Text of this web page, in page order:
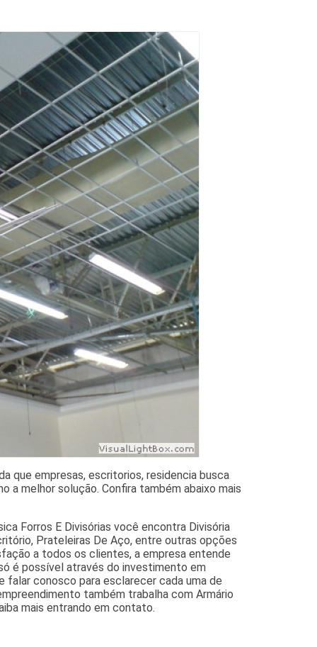
que empresas, escritorios, residencia busca
a melhor solução. Confira também abaixo mais
Forros E Divisórias você encontra Divisória
Prateleiras De Aço, entre outras opções
a todos os clientes, a empresa entende
é possível através do investimento em
falar conosco para esclarecer cada uma de
também trabalha com Armário
mais entrando em contato.